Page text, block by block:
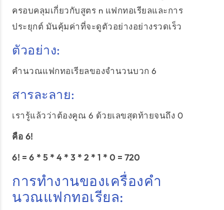
ครอบคลุมเกี่ยวกับสูตร n แฟกทอเรียลและการ
ประยุกต์ มันคุ้มค่าที่จะดูตัวอย่างอย่างรวดเร็ว
ตัวอย่าง:
คำนวณแฟกทอเรียลของจำนวนบวก 6
สารละลาย:
เรารู้แล้วว่าต้องคูณ 6 ด้วยเลขสุดท้ายจนถึง 0
คือ 6!
6! = 6 * 5 * 4 * 3 * 2 * 1 * 0 = 720
การทำงานของเครื่องคำ
นวณแฟกทอเรียล: